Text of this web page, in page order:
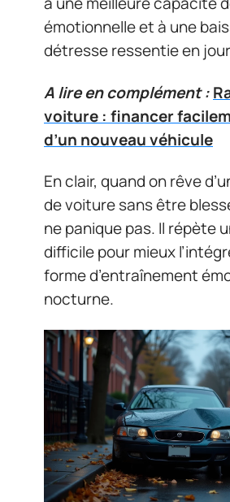
émotionnelle et à une
détresse ressentie en
A lire en complément :
voiture : financer
d’un nouveau véhicule
En clair, quand on rêve
de voiture sans être
ne panique pas. Il répète
difficile pour mieux
forme d’entraînement
nocturne.